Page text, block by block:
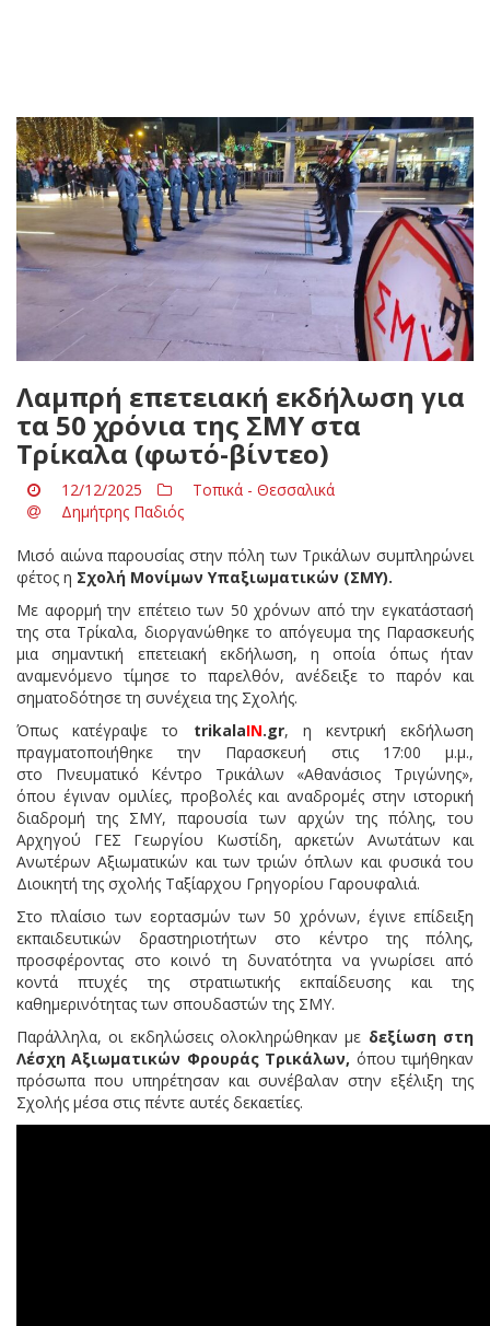
Λαμπρή επετειακή εκδήλωση για
τα 50 χρόνια της ΣΜΥ στα
Τρίκαλα (φωτό-βίντεο)
12/12/2025
Τοπικά - Θεσσαλικά
Δημήτρης Παδιός
Μισό αιώνα παρουσίας στην πόλη των Τρικάλων συμπληρώνει
φέτος η Σχολή Μονίμων Υπαξιωματικών (ΣΜΥ).
Με αφορμή την επέτειο των 50 χρόνων από την εγκατάστασή
της στα Τρίκαλα, διοργανώθηκε το απόγευμα της Παρασκευής
μια σημαντική επετειακή εκδήλωση, η οποία όπως ήταν
αναμενόμενο τίμησε το παρελθόν, ανέδειξε το παρόν και
σηματοδότησε τη συνέχεια της Σχολής.
Όπως κατέγραψε το trikalaIN.gr, η κεντρική εκδήλωση
πραγματοποιήθηκε την Παρασκευή στις 17:00 μ.μ.,
στο Πνευματικό Κέντρο Τρικάλων «Αθανάσιος Τριγώνης»,
όπου έγιναν ομιλίες, προβολές και αναδρομές στην ιστορική
διαδρομή της ΣΜΥ, παρουσία των αρχών της πόλης, του
Αρχηγού ΓΕΣ Γεωργίου Κωστίδη, αρκετών Ανωτάτων και
Ανωτέρων Αξιωματικών και των τριών όπλων και φυσικά του
Διοικητή της σχολής Ταξίαρχου Γρηγορίου Γαρουφαλιά.
Στο πλαίσιο των εορτασμών των 50 χρόνων, έγινε επίδειξη
εκπαιδευτικών δραστηριοτήτων στο κέντρο της πόλης,
προσφέροντας στο κοινό τη δυνατότητα να γνωρίσει από
κοντά πτυχές της στρατιωτικής εκπαίδευσης και της
καθημερινότητας των σπουδαστών της ΣΜΥ.
Παράλληλα, οι εκδηλώσεις ολοκληρώθηκαν με δεξίωση στη
Λέσχη Αξιωματικών Φρουράς Τρικάλων, όπου τιμήθηκαν
πρόσωπα που υπηρέτησαν και συνέβαλαν στην εξέλιξη της
Σχολής μέσα στις πέντε αυτές δεκαετίες.